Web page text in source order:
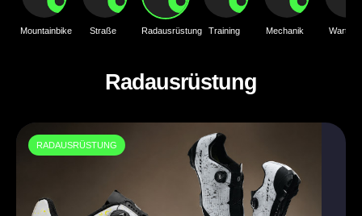
Mountainbike Straße Radausrüstung Training Mechanik Wartung
Radausrüstung
RADAUSRÜSTUNG